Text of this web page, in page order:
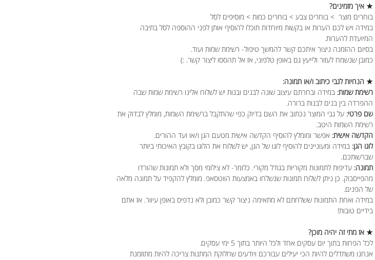
★ איך מזמינים?
בוחרים מוצר > בוחרים צבע > בוחרים כמות > מוסיפים לסל
במידה ויש לכם הערות או בקשות מיוחדות תוכלו להוסיף אותן לפני ההוספה לסל בתיבה
המיועדת להערות.
בסיום ההזמנה ניצור איתכם קשר להמשך טיפול- רשימת שמות ועוד.
כמובן שנשמח לעזור ולייעץ גם באופן טלפוני, אז אל תהססו ליצור קשר. :)
★ הנחיות לגבי כיתוב ו/או תמונה:
רשימת שמות: במידה ובחרתם עיצוב שונה לבנים ובנות יש לשלוח אלינו רשימת שמות שבה
ההפרדה בין בנים לבנות ברורה.
שם פרטי: על גבי המוצר נכתוב את השם בדיוק כפי שהתקבל ברשימת השמות, מומלץ לבדוק את
רשימת השמות היטב.
הקדשה אישית: אפשר ומומלץ להוסיף הקדשה אישית מטעם הגן ו/או ועד ההורים.
לוגו הגן: במידה ומעוניינים להוסיף לוגו של הגן, יש לשלוח את הלוגו בקובץ האיכותי ביותר
שברשותכם.
תמונה: עדיפות לתמונות מקוריות בגודל מקורי. כלומר- לא צילומי מסך ולא תמונות שהורדו
מהפייסבוק. כן ניתן לשלוח תמונות שנשלחו באמצעות הווטסאפ. מומלץ להקפיד על תמונה מלאה
של הפנים.
במידה ואחת התמונות ששלחתם לא מתאימה ניצור קשר כמובן ולא נדפיס באופן עיוור. אז אתם
בידיים טובות!
★ אז מתי זה יהיה מוכן?
לכל הפחות בתוך יום עסקים אחד ולכל היותר בתוך 5 ימי עסקים.
אנחנו משתדלים להיות הכי יעילים עבורכם ויודעים שחלוקת המתנות צריכה להיות מתוזמנת